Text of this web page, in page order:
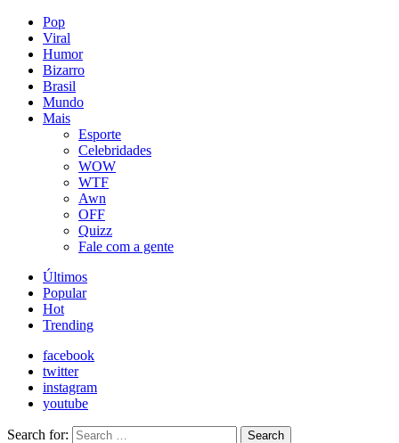
Pop
Viral
Humor
Bizarro
Brasil
Mundo
Mais
Esporte
Celebridades
WOW
WTF
Awn
OFF
Quizz
Fale com a gente
Últimos
Popular
Hot
Trending
facebook
twitter
instagram
youtube
Search for: Search